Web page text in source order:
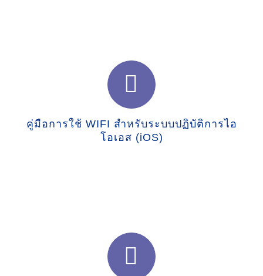
คู่มือการใช้ WIFI สำหรับระบบปฏิบัติการไอ
โอเอส (iOS)